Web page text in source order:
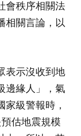
會秩序相關法
相關言論，以
表示沒收到地
邊緣人」，氣
家級警報時，
估地震規模